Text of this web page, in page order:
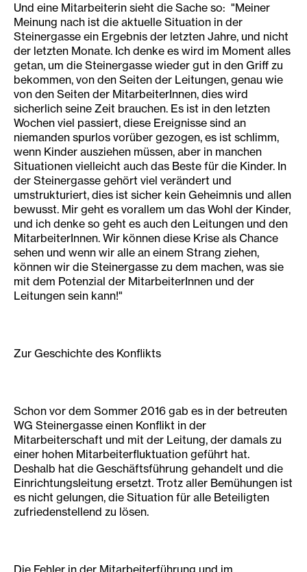
Und eine Mitarbeiterin sieht die Sache so: "Meiner
Meinung nach ist die aktuelle Situation in der
Steinergasse ein Ergebnis der letzten Jahre, und nicht
der letzten Monate. Ich denke es wird im Moment alles
getan, um die Steinergasse wieder gut in den Griff zu
bekommen, von den Seiten der Leitungen, genau wie
von den Seiten der MitarbeiterInnen, dies wird
sicherlich seine Zeit brauchen. Es ist in den letzten
Wochen viel passiert, diese Ereignisse sind an
niemanden spurlos vorüber gezogen, es ist schlimm,
wenn Kinder ausziehen müssen, aber in manchen
Situationen vielleicht auch das Beste für die Kinder. In
der Steinergasse gehört viel verändert und
umstrukturiert, dies ist sicher kein Geheimnis und allen
bewusst. Mir geht es vorallem um das Wohl der Kinder,
und ich denke so geht es auch den Leitungen und den
MitarbeiterInnen. Wir können diese Krise als Chance
sehen und wenn wir alle an einem Strang ziehen,
können wir die Steinergasse zu dem machen, was sie
mit dem Potenzial der MitarbeiterInnen und der
Leitungen sein kann!"
Zur Geschichte des Konflikts
Schon vor dem Sommer 2016 gab es in der betreuten
WG Steinergasse einen Konflikt in der
Mitarbeiterschaft und mit der Leitung, der damals zu
einer hohen Mitarbeiterfluktuation geführt hat.
Deshalb hat die Geschäftsführung gehandelt und die
Einrichtungsleitung ersetzt. Trotz aller Bemühungen ist
es nicht gelungen, die Situation für alle Beteiligten
zufriedenstellend zu lösen.
Die Fehler in der Mitarbeiterführung und im